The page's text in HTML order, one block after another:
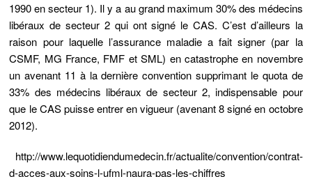
1990 en secteur 1). Il y a au grand maximum 30% des médecins
libéraux de secteur 2 qui ont signé le CAS. C’est d’ailleurs la
raison pour laquelle l’assurance maladie a fait signer (par la
CSMF, MG France, FMF et SML) en catastrophe en novembre
un avenant 11 à la dernière convention supprimant le quota de
33% des médecins libéraux de secteur 2, indispensable pour
que le CAS puisse entrer en vigueur (avenant 8 signé en octobre
2012).
http://www.lequotidiendumedecin.fr/actualite/convention/contrat-
d-acces-aux-soins-l-ufml-naura-pas-les-chiffres